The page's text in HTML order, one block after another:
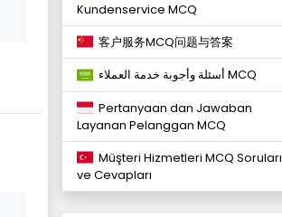
Kundenservice MCQ
客户服务MCQ问题与答案
أسئلة وأجوبة خدمة العملاء MCQ
Pertanyaan dan Jawaban
Layanan Pelanggan MCQ
Müşteri Hizmetleri MCQ Soruları
ve Cevapları